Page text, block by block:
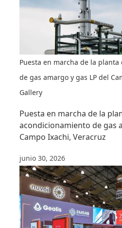
Puesta en marcha de la
de gas amargo y gas LP del
Gallery
Puesta en marcha de la
acondicionamiento de gas
Campo Ixachi, Veracruz
junio 30, 2026